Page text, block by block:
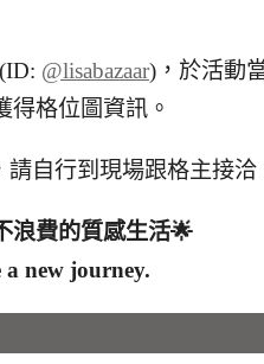
@lisabazaar)，於活動
得格位圖資訊。
請自行到現場跟格主接洽
浪費的質感生活🌟
a new journey.